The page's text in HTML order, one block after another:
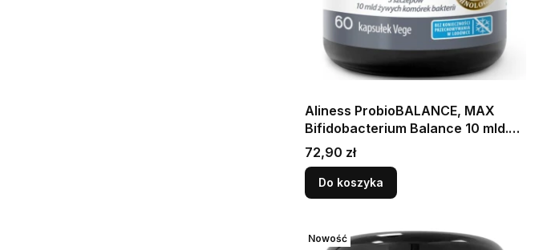
Aliness ProbioBALANCE, MAX
Bifidobacterium Balance 10 mld.
Probiotyk - 60 kapsułek Vege
Wspiera prawidłowe
funkcjonowanie jelit
Cena
72,90 zł
Do koszyka
Nowość